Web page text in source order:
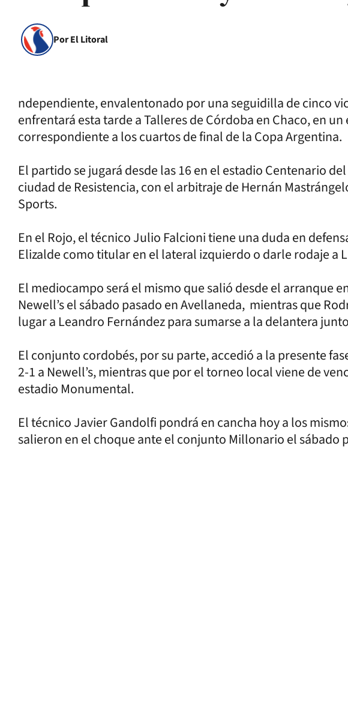
Por El Litoral
ndependiente, envalentonado por una seguidilla de cinco
enfrentará esta tarde a Talleres de Córdoba en Chaco, en
correspondiente a los cuartos de final de la Copa Argentina.
El partido se jugará desde las 16 en el estadio Centenario
ciudad de Resistencia, con el arbitraje de Hernán
Sports.
En el Rojo, el técnico Julio Falcioni tiene una duda en
Elizalde como titular en el lateral izquierdo o darle rodaje a
El mediocampo será el mismo que salió desde el arranque
Newell’s el sábado pasado en Avellaneda, mientras que
lugar a Leandro Fernández para sumarse a la delantera
El conjunto cordobés, por su parte, accedió a la presente
2-1 a Newell’s, mientras que por el torneo local viene de
estadio Monumental.
El técnico Javier Gandolfi pondrá en cancha hoy a los
salieron en el choque ante el conjunto Millonario el sábado